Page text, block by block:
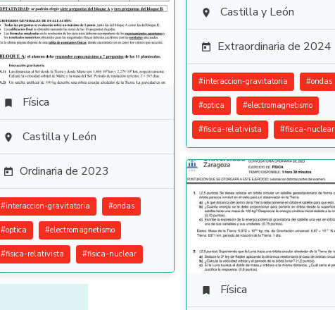
 Castilla y León
 Extraordinaria de 2024
#interaccion-gravitatoria #ondas
#optica #electromagnetismo
#fisica-relativista #fisica-nuclear
 Física
 Castilla y León
 Ordinaria de 2023
#interaccion-gravitatoria #ondas
#optica #electromagnetismo
#fisica-relativista #fisica-nuclear
 Física